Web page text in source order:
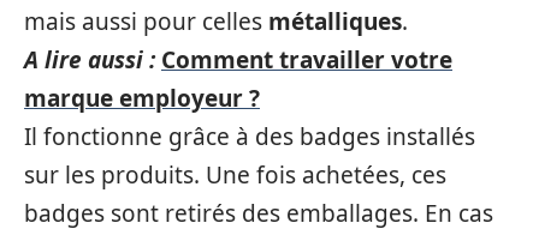
mais aussi pour celles métalliques.
A lire aussi : Comment travailler votre
marque employeur ?
Il fonctionne grâce à des badges installés
sur les produits. Une fois achetées, ces
badges sont retirés des emballages. En cas